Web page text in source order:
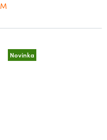
M
Novinka